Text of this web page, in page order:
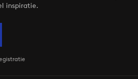
inspiratie.